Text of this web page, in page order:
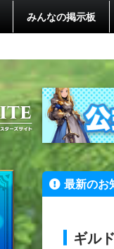
みんなの掲示板
最新のお
ギル